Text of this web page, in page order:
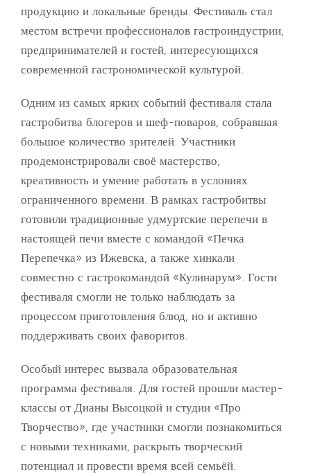
продукцию и локальные бренды. Фестиваль стал
местом встречи профессионалов гастроиндустрии,
предпринимателей и гостей, интересующихся
современной гастрономической культурой.
Одним из самых ярких событий фестиваля стала
гастробитва блогеров и шеф-поваров, собравшая
большое количество зрителей. Участники
продемонстрировали своё мастерство,
креативность и умение работать в условиях
ограниченного времени. В рамках гастробитвы
готовили традиционные удмуртские перепечи в
настоящей печи вместе с командой «Печка
Перепечка» из Ижевска, а также хинкали
совместно с гастрокомандой «Кулинарум». Гости
фестиваля смогли не только наблюдать за
процессом приготовления блюд, но и активно
поддерживать своих фаворитов.
Особый интерес вызвала образовательная
программа фестиваля. Для гостей прошли мастер-
классы от Дианы Высоцкой и студии «Про
Творчество», где участники смогли познакомиться
с новыми техниками, раскрыть творческий
потенциал и провести время всей семьёй.